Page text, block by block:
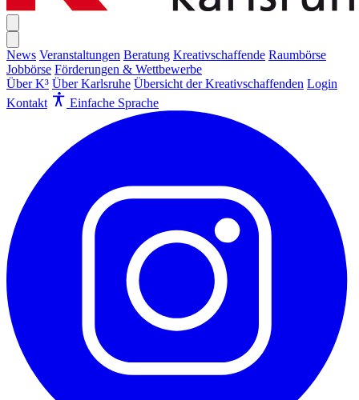
News Veranstaltungen Beratung Kreativschaffende Raumbörse
Jobbörse Förderungen & Wettbewerbe
Über K³ Über Karlsruhe Übersicht der Kreativschaffenden Login
Kontakt
Einfache Sprache